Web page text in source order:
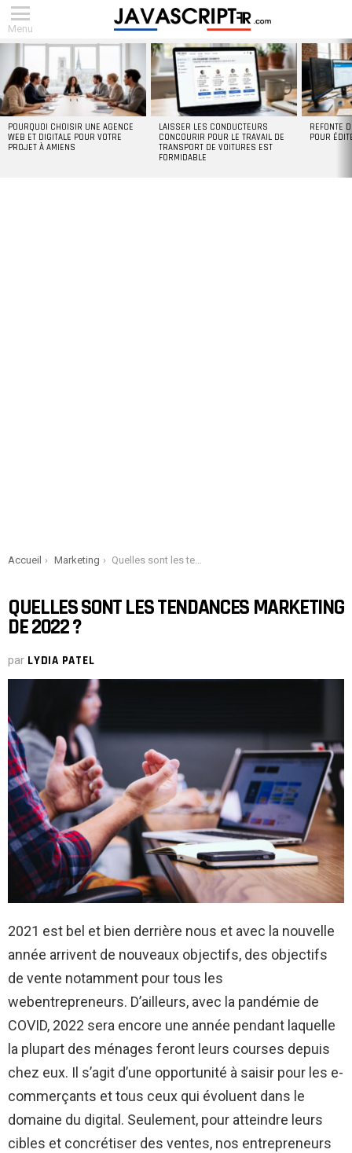
Menu
POURQUOI CHOISIR UNE AGENCE
WEB ET DIGITALE POUR VOTRE
PROJET À AMIENS
LAISSER LES CONDUCTEURS
CONCOURIR POUR LE TRAVAIL DE
TRANSPORT DE VOITURES EST
FORMIDABLE
REFONTE
POUR
You are here:
Accueil Marketing Quelles sont les tendances Marketing de 2022 ?
QUELLES SONT LES TENDANCES MARKETING
DE 2022 ?
par LYDIA PATEL
2021 est bel et bien derrière nous et avec la nouvelle
année arrivent de nouveaux objectifs, des objectifs
de vente notamment pour tous les
webentrepreneurs. D’ailleurs, avec la pandémie de
COVID, 2022 sera encore une année pendant laquelle
la plupart des ménages feront leurs courses depuis
chez eux. Il s’agit d’une opportunité à saisir pour les e-
commerçants et tous ceux qui évoluent dans le
domaine du digital. Seulement, pour atteindre leurs
cibles et concrétiser des ventes, nos entrepreneurs